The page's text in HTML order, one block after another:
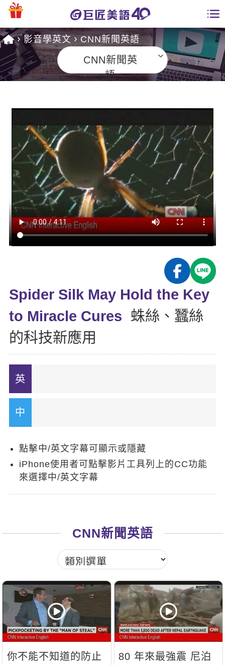
課程總覽
英文會話
商用英文
英文檢定
TOEIC 多益課程
能力養成
自然發音
開口溜英文
旅遊英文
基礎字彙
情境閱讀
新聞英文
英語俱樂部
ECAM
Let's Talk
日語
韓語
西班牙語
更多
一對一家教
企業訓練
全國分校
免費資源
英文部落格
多益秒學堂
影音學英文
師資團隊
學習分享
學員故事
活動花絮
校園贊助
學員專區
Recruiting
影音學英文 CNN新聞英語
CNN新聞英
語
Spider Silk May Hold the Key
to Miracle Cures 蛛絲、蠶絲
的科技新應用
點擊中/英文字幕可顯示或隱藏
iPhone使用者可點擊影片工具列上的CC功能
來選擇中/英文字幕
CNN新聞英語
你不能不知道的防止
80 年來最強震 尼泊